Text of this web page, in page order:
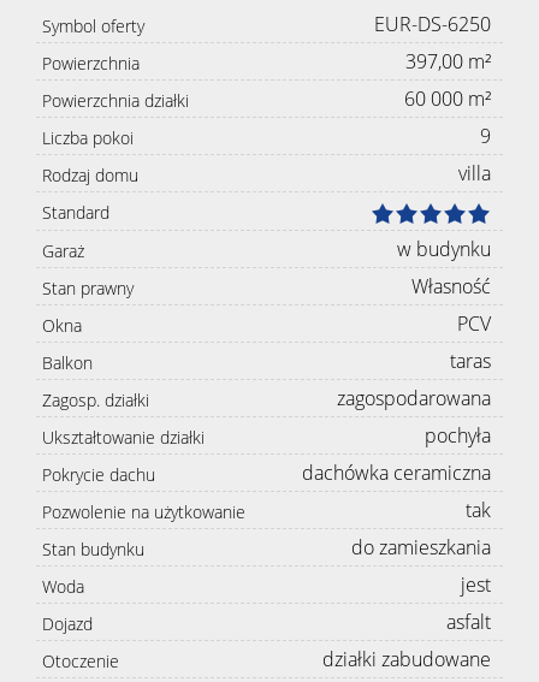
Symbol oferty EUR-DS-6250
Powierzchnia 397,00 m²
Powierzchnia działki 60 000 m²
Liczba pokoi 9
Rodzaj domu villa
Standard
Garaż
w budynku
Stan prawny Własność
Okna PCV
Balkon taras
Zagosp. działki zagospodarowana
Ukształtowanie działki pochyła
Pokrycie dachu dachówka ceramiczna
Pozwolenie na użytkowanie tak
Stan budynku do zamieszkania
Woda jest
Dojazd asfalt
Otoczenie działki zabudowane